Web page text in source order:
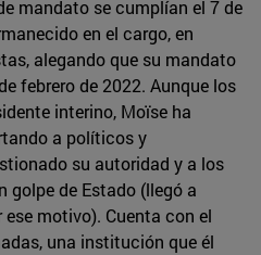
mandato se cumplían el 7 de
en el cargo, en
alegando que su mandato
febrero de 2022. Aunque los
interino, Moïse ha
a políticos y
su autoridad y a los
golpe de Estado (llegó a
motivo). Cuenta con el
una institución que él